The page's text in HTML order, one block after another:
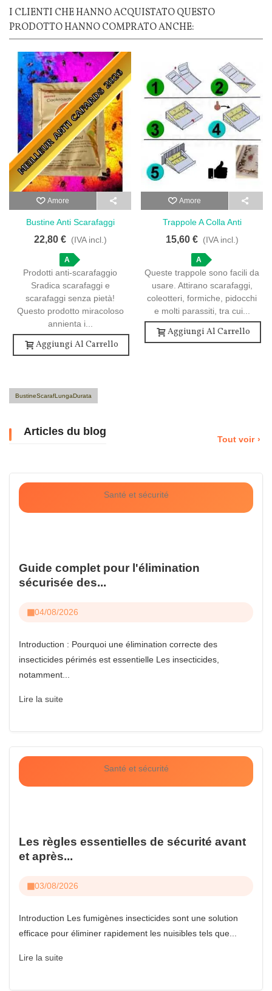
I CLIENTI CHE HANNO ACQUISTATO QUESTO
PRODOTTO HANNO COMPRATO ANCHE:
Amore
Bustine Anti Scarafaggi
Azione Rapida - 10 Bustine
22,80 € (IVA incl.)
A
Prodotti anti-scarafaggio
Sradica scarafaggi e
scarafaggi senza pietà!
Questo prodotto miracoloso
annienta i...
Aggiungi Al Carrello
Amore
Trappole A Colla Anti
Scarafaggi Non Tossiche - 24
Pz
15,60 € (IVA incl.)
A
Queste trappole sono facili da
usare. Attirano scarafaggi,
coleotteri, formiche, pidocchi
e molti parassiti, tra cui...
Aggiungi Al Carrello
BustineScarafLungaDurata
Articles du blog
Tout voir
Santé et sécurité
Guide complet pour l'élimination
sécurisée des...
04/08/2026
Introduction : Pourquoi une élimination correcte des
insecticides périmés est essentielle Les insecticides,
notamment...
Lire la suite
Santé et sécurité
Les règles essentielles de sécurité avant
et après...
03/08/2026
Introduction Les fumigènes insecticides sont une solution
efficace pour éliminer rapidement les nuisibles tels que...
Lire la suite